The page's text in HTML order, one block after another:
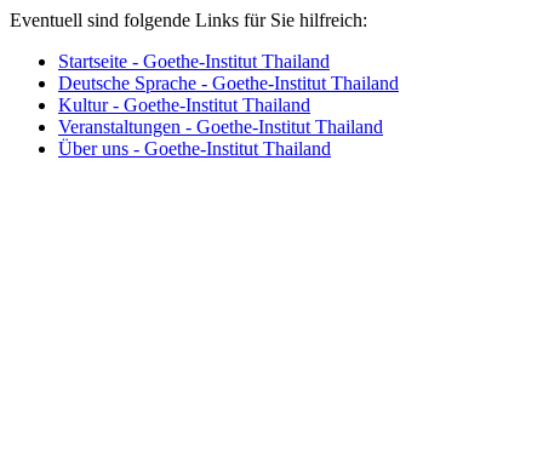
Eventuell sind folgende Links für Sie hilfreich:
Startseite - Goethe-Institut Thailand
Deutsche Sprache - Goethe-Institut Thailand
Kultur - Goethe-Institut Thailand
Veranstaltungen - Goethe-Institut Thailand
Über uns - Goethe-Institut Thailand